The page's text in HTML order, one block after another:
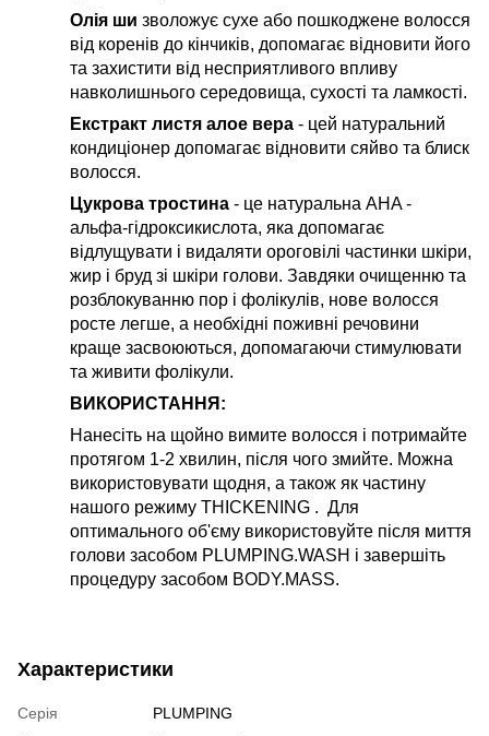
Олія ши зволожує сухе або пошкоджене волосся
від коренів до кінчиків, допомагає відновити його
та захистити від несприятливого впливу
навколишнього середовища, сухості та ламкості.
Екстракт листя алое вера - цей натуральний
кондиціонер допомагає відновити сяйво та блиск
волосся.
Цукрова тростина - це натуральна AHA -
альфа-гідроксикислота, яка допомагає
відлущувати і видаляти ороговілі частинки шкіри,
жир і бруд зі шкіри голови. Завдяки очищенню та
розблокуванню пор і фолікулів, нове волосся
росте легше, а необхідні поживні речовини
краще засвоюються, допомагаючи стимулювати
та живити фолікули.
ВИКОРИСТАННЯ:
Нанесіть на щойно вимите волосся і потримайте
протягом 1-2 хвилин, після чого змийте. Можна
використовувати щодня, а також як частину
нашого режиму THICKENING . Для
оптимального об'єму використовуйте після миття
голови засобом PLUMPING.WASH і завершіть
процедуру засобом BODY.MASS.
Характеристики
Серія
PLUMPING